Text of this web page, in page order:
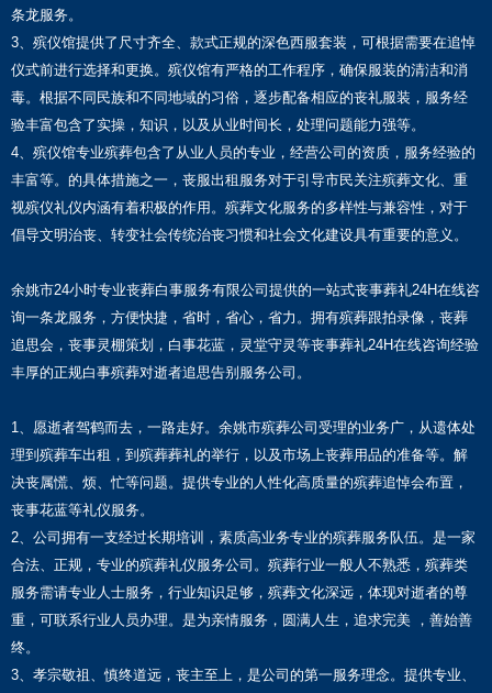
条龙服务。
3、殡仪馆提供了尺寸齐全、款式正规的深色西服套装，可根据需要在追悼
仪式前进行选择和更换。殡仪馆有严格的工作程序，确保服装的清洁和消
毒。根据不同民族和不同地域的习俗，逐步配备相应的丧礼服装，服务经
验丰富包含了实操，知识，以及从业时间长，处理问题能力强等。
4、殡仪馆专业殡葬包含了从业人员的专业，经营公司的资质，服务经验的
丰富等。的具体措施之一，丧服出租服务对于引导市民关注殡葬文化、重
视殡仪礼仪内涵有着积极的作用。殡葬文化服务的多样性与兼容性，对于
倡导文明治丧、转变社会传统治丧习惯和社会文化建设具有重要的意义。
余姚市24小时专业丧葬白事服务有限公司提供的一站式丧事葬礼24H在线咨
询一条龙服务，方便快捷，省时，省心，省力。拥有殡葬跟拍录像，丧葬
追思会，丧事灵棚策划，白事花蓝，灵堂守灵等丧事葬礼24H在线咨询经验
丰厚的正规白事殡葬对逝者追思告别服务公司。
1、愿逝者驾鹤而去，一路走好。余姚市殡葬公司受理的业务广，从遗体处
理到殡葬车出租，到殡葬葬礼的举行，以及市场上丧葬用品的准备等。解
决丧属慌、烦、忙等问题。提供专业的人性化高质量的殡葬追悼会布置，
丧事花蓝等礼仪服务。
2、公司拥有一支经过长期培训，素质高业务专业的殡葬服务队伍。是一家
合法、正规，专业的殡葬礼仪服务公司。殡葬行业一般人不熟悉，殡葬类
服务需请专业人士服务，行业知识足够，殡葬文化深远，体现对逝者的尊
重，可联系行业人员办理。是为亲情服务，圆满人生，追求完美 ，善始善
终。
3、孝宗敬祖、慎终道远，丧主至上，是公司的第一服务理念。提供专业、